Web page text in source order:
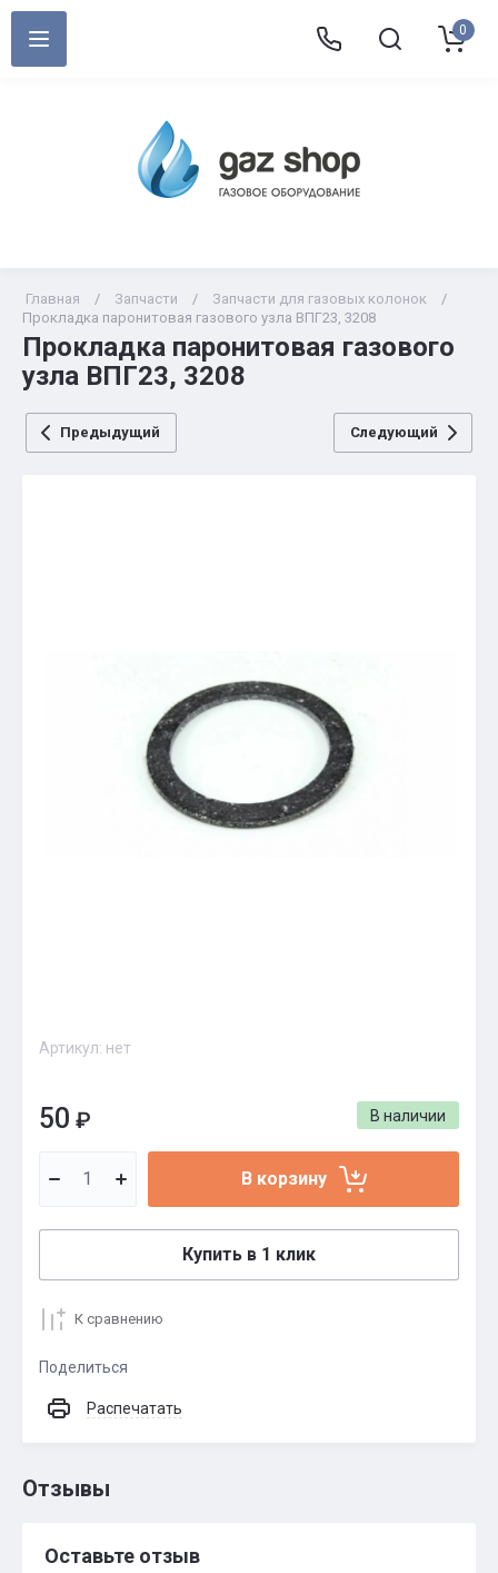
0
Главная / Запчасти / Запчасти для газовых колонок
/
Прокладка паронитовая газового узла ВПГ23, 3208
Прокладка паронитовая газового
узла ВПГ23, 3208
Предыдущий Следующий
Артикул: нет
В наличии
50 ₽
В корзину
Купить в 1 клик
К сравнению
Поделиться
Распечатать
Отзывы
Оставьте отзыв